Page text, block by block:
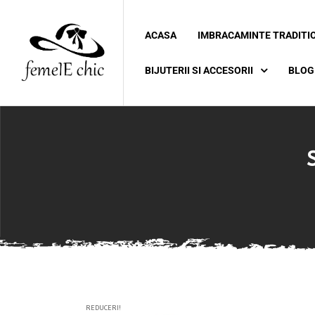
ACASA IMBRACAMINTE
BIJUTERII SI ACCESORII BLOG
REDUCERI!